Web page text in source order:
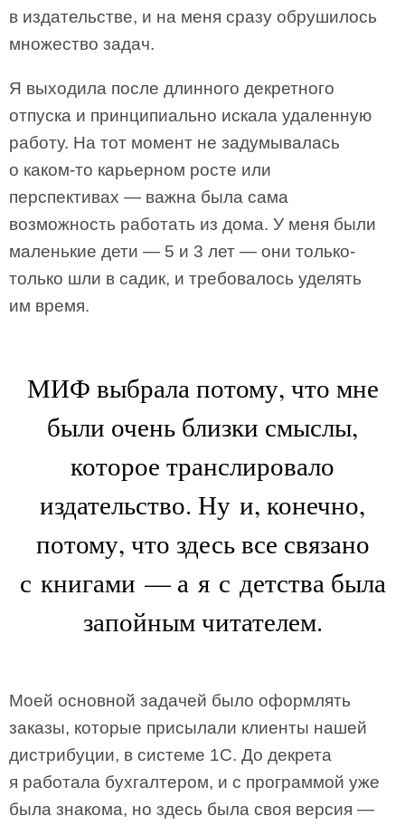
в издательстве, и на меня сразу обрушилось
множество задач.
Я выходила после длинного декретного
отпуска и принципиально искала удаленную
работу. На тот момент не задумывалась
о каком-то карьерном росте или
перспективах — важна была сама
возможность работать из дома. У меня были
маленькие дети — 5 и 3 лет — они только-
только шли в садик, и требовалось уделять
им время.
МИФ выбрала потому, что мне
были очень близки смыслы,
которое транслировало
издательство. Ну и, конечно,
потому, что здесь все связано
с книгами — а я с детства была
запойным читателем.
Моей основной задачей было оформлять
заказы, которые присылали клиенты нашей
дистрибуции, в системе 1С. До декрета
я работала бухгалтером, и с программой уже
была знакома, но здесь была своя версия —